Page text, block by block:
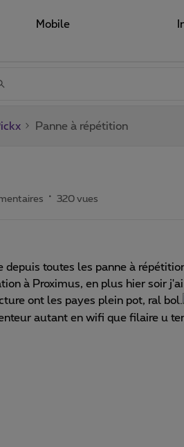
Mobile
Panne à répétition
320 vues
depuis toutes les panne à
à Proximus, en plus hier soir
ont les payes plein pot, ral bol.
autant en wifi que filaire u